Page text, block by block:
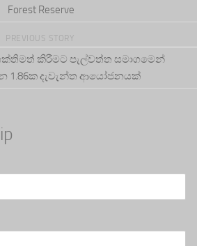
Forest Reserve
PREVIOUS STORY
කිරීමට පැල්වත්ත සමාගමෙන්
1.86ක දැවැන්ත ආයෝජනයක්